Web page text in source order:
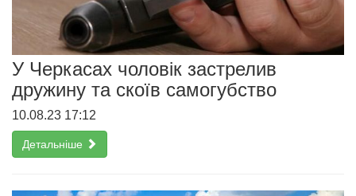
У Черкасах чоловік застрелив
дружину та скоїв самогубство
10.08.23 17:12
Детальніше